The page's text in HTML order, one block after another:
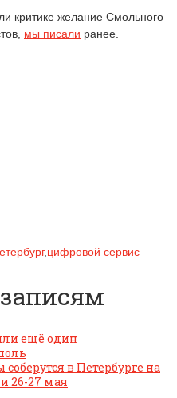
критике желание Смольного
мы писали ранее.
,цифровой сервис
ещё один
в Петербурге на
26-27 мая